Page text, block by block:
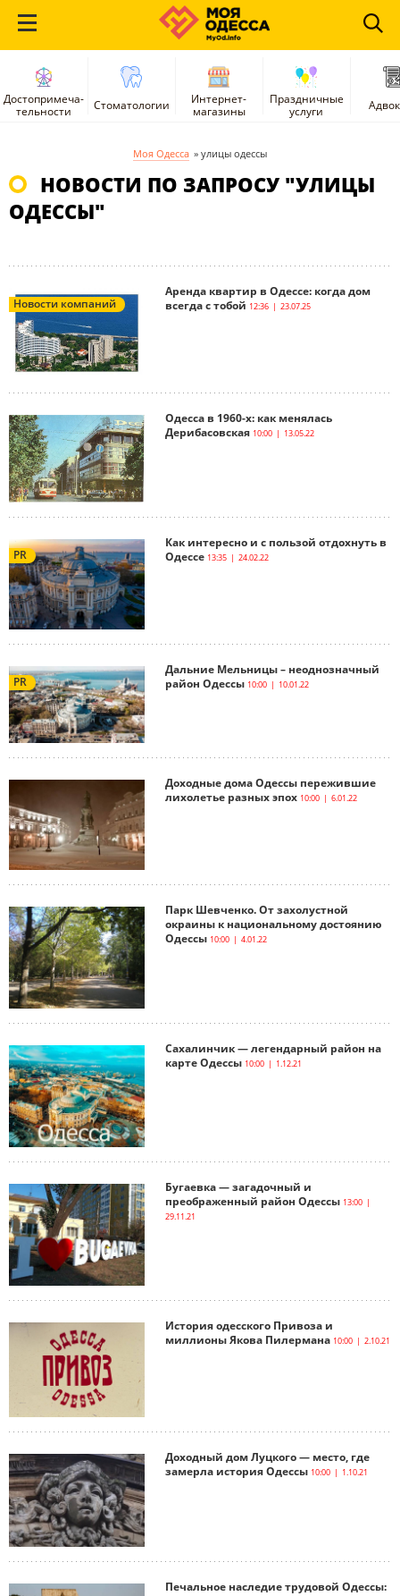
Достопримеча-
тельности
Стоматологии
Интернет-
магазины
Праздничные
услуги
Моя Одесса » улицы одессы
НОВОСТИ ПО ЗАПРОСУ "УЛИЦЫ
ОДЕССЫ"
Новости компаний
Аренда квартир в Одессе: когда дом
всегда с тобой 12:36 | 23.07.25
Одесса в 1960-х: как менялась
Дерибасовская 10:00 | 13.05.22
PR
Как интересно и с пользой отдохнуть в
Одессе 13:35 | 24.02.22
PR
Дальние Мельницы – неоднозначный
район Одессы 10:00 | 10.01.22
Доходные дома Одессы пережившие
лихолетье разных эпох 10:00 | 6.01.22
Парк Шевченко. От захолустной
окраины к национальному достоянию
Одессы 10:00 | 4.01.22
Сахалинчик — легендарный район на
карте Одессы 10:00 | 1.12.21
Бугаевка — загадочный и
преображенный район Одессы 13:00 |
29.11.21
История одесского Привоза и
миллионы Якова Пилермана 10:00 | 2.10.21
Доходный дом Луцкого — место, где
замерла история Одессы 10:00 | 1.10.21
Печальное наследие трудовой Одессы: